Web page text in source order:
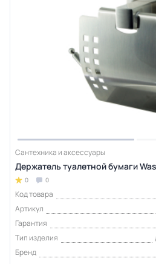
Сантехника и аксессуары
Держатель туалетной бумаги
0 0
Код товара
Артикул
Гарантия
Тип изделия
Бренд